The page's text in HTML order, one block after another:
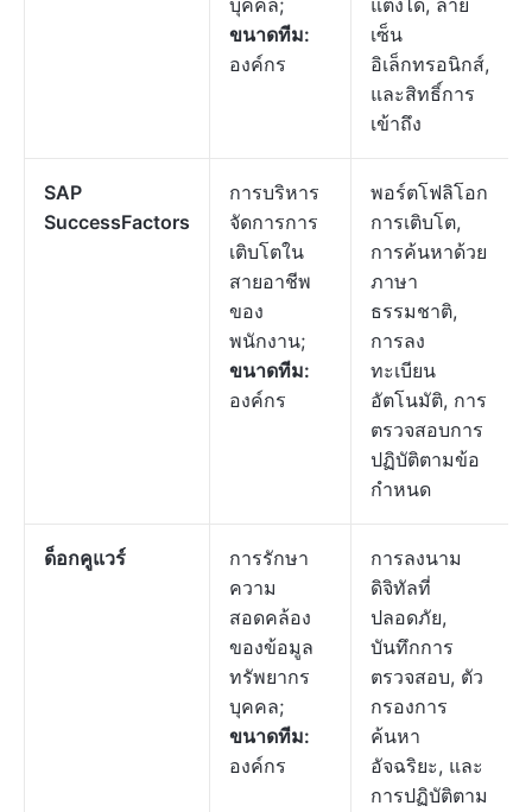
บุคคล;
ขนาดทีม:
องค์กร
แต่งได้, ลาย
เซ็น
อิเล็กทรอนิกส์,
และสิทธิ์การ
เข้าถึง
SAP
SuccessFactors
การบริหาร
จัดการการ
เติบโตใน
สายอาชีพ
ของ
พนักงาน;
ขนาดทีม:
องค์กร
พอร์ตโฟลิโอก
การเติบโต,
การค้นหาด้วย
ภาษา
ธรรมชาติ,
การลง
ทะเบียน
อัตโนมัติ, การ
ตรวจสอบการ
ปฏิบัติตามข้อ
กำหนด
ด็อกคูแวร์
การรักษา
ความ
สอดคล้อง
ของข้อมูล
ทรัพยากร
บุคคล;
ขนาดทีม:
องค์กร
การลงนาม
ดิจิทัลที่
ปลอดภัย,
บันทึกการ
ตรวจสอบ, ตัว
กรองการ
ค้นหา
อัจฉริยะ, และ
การปฏิบัติตาม